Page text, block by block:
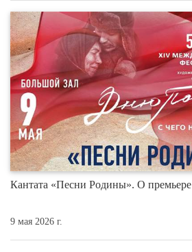
Кантата «Песни Родины». О премьере
9 мая 2026 г.